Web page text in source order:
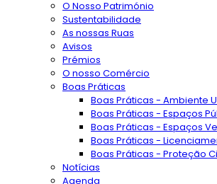
O Nosso Património
Sustentabilidade
As nossas Ruas
Avisos
Prémios
O nosso Comércio
Boas Práticas
Boas Práticas - Ambiente
Boas Práticas - Espaços
Boas Práticas - Espaços
Boas Práticas -
Boas Práticas - Proteção
Notícias
Agenda